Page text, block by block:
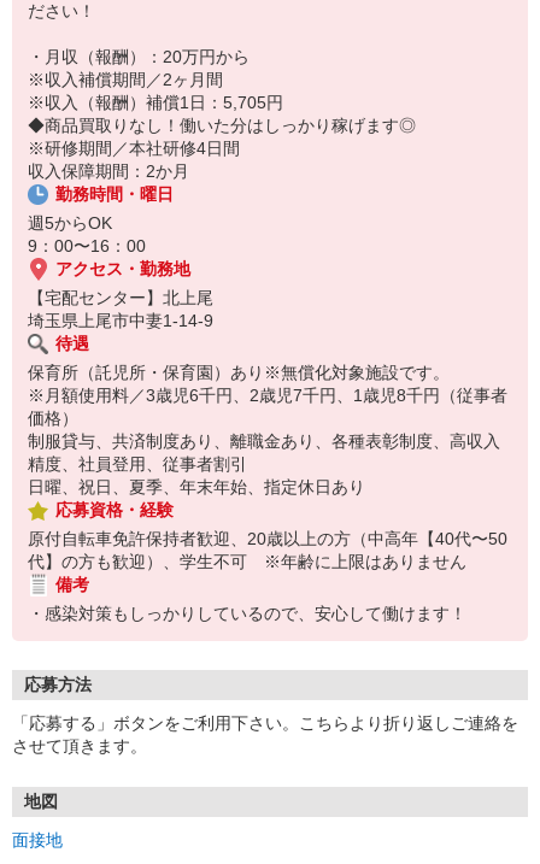
13:00 お届け修了、翌日準備、集計作業
保育所にお子さまを迎えに行って帰宅
☆ココがPoint☆
・職場の近くに保育所（保育園、幼稚園、託児所）があるから、送
り迎えの時間の心配がいりません！
・家事・夕食の支度なども余裕をもってできます！
ださい！
・月収（報酬）：20万円から
※収入補償期間／2ヶ月間
※収入（報酬）補償1日：5,705円
◆商品買取りなし！働いた分はしっかり稼げます◎
※研修期間／本社研修4日間
収入保障期間：2か月
勤務時間・曜日
週5からOK
9：00〜16：00
アクセス・勤務地
【宅配センター】北上尾
埼玉県上尾市中妻1-14-9
待遇
保育所（託児所・保育園）あり※無償化対象施設です。
※月額使用料／3歳児6千円、2歳児7千円、1歳児8千円（従事者
価格）
制服貸与、共済制度あり、離職金あり、各種表彰制度、高収入
精度、社員登用、従事者割引
日曜、祝日、夏季、年末年始、指定休日あり
応募資格・経験
原付自転車免許保持者歓迎、20歳以上の方（中高年【40代〜50
代】の方も歓迎）、学生不可 ※年齢に上限はありません
備考
・感染対策もしっかりしているので、安心して働けます！
応募方法
「応募する」ボタンをご利用下さい。こちらより折り返しご連絡を
させて頂きます。
地図
面接地